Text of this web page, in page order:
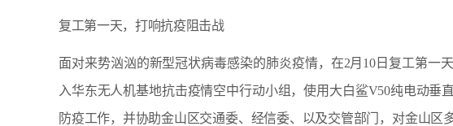
复工第一天，打响抗疫阻击战
面对来势汹汹的新型冠状病毒感染的肺炎疫情，在2月10日复工第一
入华东无人机基地抗击疫情空中行动小组，使用大白鲨V50纯电动垂
防疫工作，并协助金山区交通委、经信委、以及交管部门，对金山区